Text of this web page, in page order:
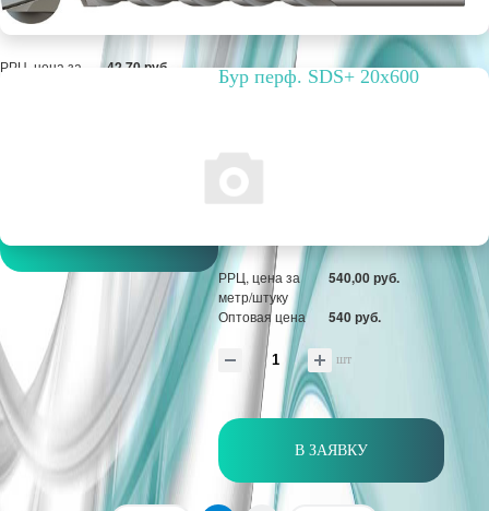
РРЦ, цена за
42,70 руб. Бур перф. SDS+ 20х600
РРЦ, цена за
метр/штуку
540,00 руб.
Оптовая цена 540 руб.
шт
В ЗАЯВКУ